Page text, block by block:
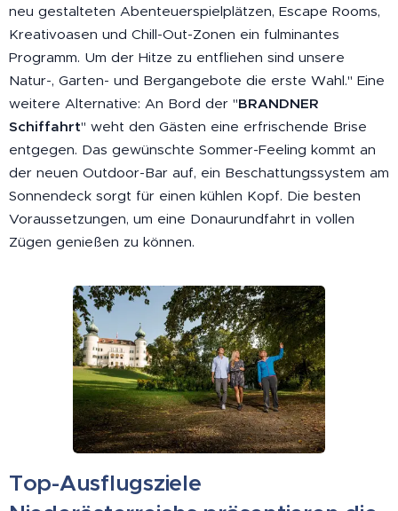
neu gestalteten Abenteuerspielplätzen, Escape Rooms,
Kreativoasen und Chill-Out-Zonen ein fulminantes
Programm. Um der Hitze zu entfliehen sind unsere
Natur-, Garten- und Bergangebote die erste Wahl." Eine
weitere Alternative: An Bord der "BRANDNER
Schiffahrt" weht den Gästen eine erfrischende Brise
entgegen. Das gewünschte Sommer-Feeling kommt an
der neuen Outdoor-Bar auf, ein Beschattungssystem am
Sonnendeck sorgt für einen kühlen Kopf. Die besten
Voraussetzungen, um eine Donaurundfahrt in vollen
Zügen genießen zu können.
Top-Ausflugsziele